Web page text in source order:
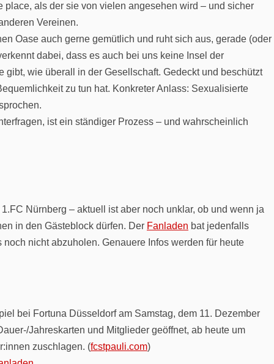
als der sie von vielen angesehen wird – und sicher
Vereinen.
Oase auch gerne gemütlich und ruht sich aus, gerade (oder
dabei, dass es auch bei uns keine Insel der
wie überall in der Gesellschaft. Gedeckt und beschützt
zu tun hat. Konkreter Anlass: Sexualisierte
ist ein ständiger Prozess – und wahrscheinlich
Nürnberg – aktuell ist aber noch unklar, ob und wenn ja
in den Gästeblock dürfen. Der Fanladen bat jedenfalls
nicht abzuholen. Genauere Infos werden für heute
bei Fortuna Düsseldorf am Samstag, dem 11. Dezember
Jahreskarten und Mitglieder geöffnet, ab heute um
zuschlagen. (fcstpauli.com)